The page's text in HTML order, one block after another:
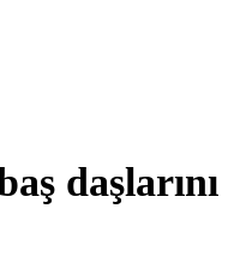
daşlarını